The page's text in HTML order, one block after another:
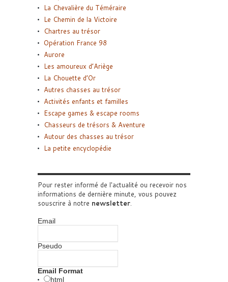
La Chevalière du Téméraire
Le Chemin de la Victoire
Chartres au trésor
Opération France 98
Aurore
Les amoureux d’Ariège
La Chouette d’Or
Autres chasses au trésor
Activités enfants et familles
Escape games & escape rooms
Chasseurs de trésors & Aventure
Autour des chasses au trésor
La petite encyclopédie
Pour rester informé de l'actualité ou recevoir nos
informations de dernière minute, vous pouvez
souscrire à notre newsletter.
Email
Pseudo
Email Format
html